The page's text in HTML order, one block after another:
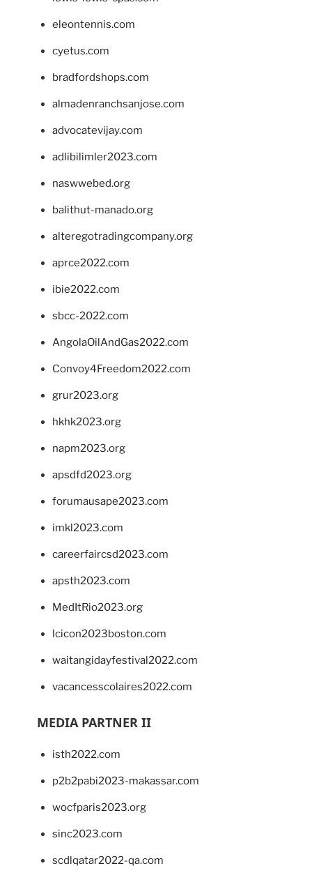
eleontennis.com
cyetus.com
bradfordshops.com
almadenranchsanjose.com
advocatevijay.com
adlibilimler2023.com
naswwebed.org
balithut-manado.org
alteregotradingcompany.org
aprce2022.com
ibie2022.com
sbcc-2022.com
AngolaOilAndGas2022.com
Convoy4Freedom2022.com
grur2023.org
hkhk2023.org
napm2023.org
apsdfd2023.org
forumausape2023.com
imkl2023.com
careerfaircsd2023.com
apsth2023.com
MedItRio2023.org
lcicon2023boston.com
waitangidayfestival2022.com
vacancesscolaires2022.com
MEDIA PARTNER II
isth2022.com
p2b2pabi2023-makassar.com
wocfparis2023.org
sinc2023.com
scdlqatar2022-qa.com